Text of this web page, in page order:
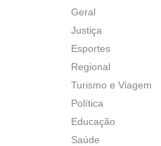
Geral
Justiça
Esportes
Regional
Turismo e Viagem
Política
Educação
Saúde